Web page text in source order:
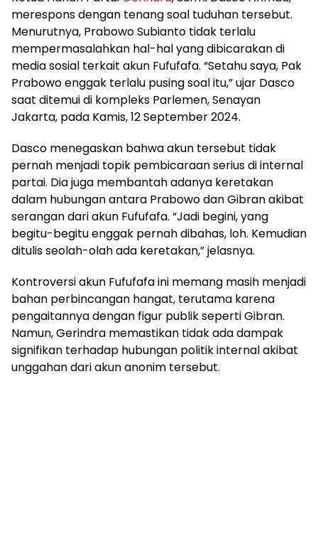
merespons dengan tenang soal tuduhan tersebut.
Menurutnya, Prabowo Subianto tidak terlalu
mempermasalahkan hal-hal yang dibicarakan di
media sosial terkait akun Fufufafa. “Setahu saya, Pak
Prabowo enggak terlalu pusing soal itu,” ujar Dasco
saat ditemui di kompleks Parlemen, Senayan
Jakarta, pada Kamis, 12 September 2024.
Dasco menegaskan bahwa akun tersebut tidak
pernah menjadi topik pembicaraan serius di internal
partai. Dia juga membantah adanya keretakan
dalam hubungan antara Prabowo dan Gibran akibat
serangan dari akun Fufufafa. “Jadi begini, yang
begitu-begitu enggak pernah dibahas, loh. Kemudian
ditulis seolah-olah ada keretakan,” jelasnya.
Kontroversi akun Fufufafa ini memang masih menjadi
bahan perbincangan hangat, terutama karena
pengaitannya dengan figur publik seperti Gibran.
Namun, Gerindra memastikan tidak ada dampak
signifikan terhadap hubungan politik internal akibat
unggahan dari akun anonim tersebut.